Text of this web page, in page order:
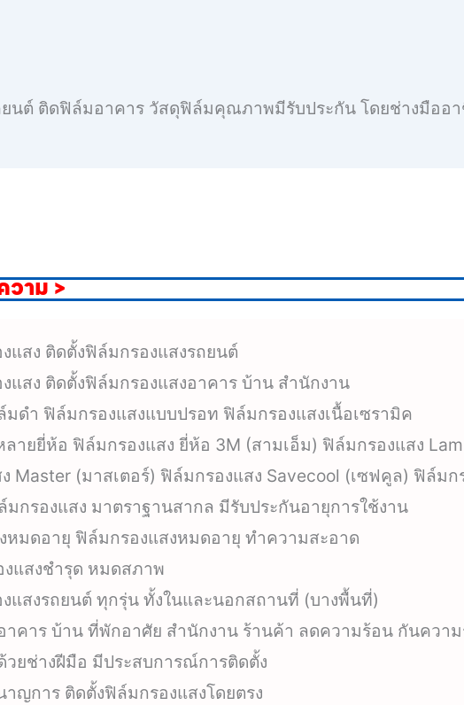
ยนต์ ติดฟิล์มอาคาร วัสดุฟิล์มคุณภาพมีรับประกัน โดยช่างมืออ
วาม >
แสง ติดตั้งฟิล์มกรองแสงรถยนต์
แสง ติดตั้งฟิล์มกรองแสงอาคาร บ้าน สำนักงาน
ดำ ฟิล์มกรองแสงแบบปรอท ฟิล์มกรองแสงเนื้อเซรามิค
ายยี่ห้อ ฟิล์มกรองแสง ยี่ห้อ 3M (สามเอ็ม) ฟิล์มกรองแสง
Master (มาสเตอร์) ฟิล์มกรองแสง Savecool (เซฟคูล) ฟิล์มก
มกรองแสง มาตราฐานสากล มีรับประกันอายุการใช้งาน
หมดอายุ ฟิล์มกรองแสงหมดอายุ ทำความสะอาด
แสงชำรุด หมดสภาพ
แสงรถยนต์ ทุกรุ่น ทั้งในและนอกสถานที่ (บางพื้นที่)
าคาร บ้าน ที่พักอาศัย สำนักงาน ร้านค้า ลดความร้อน กันควา
วยช่างฝีมือ มีประสบการณ์การติดตั้ง
ญการ ติดตั้งฟิล์มกรองแสงโดยตรง